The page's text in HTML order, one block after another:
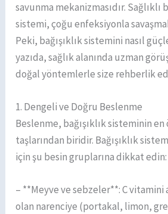
savunma mekanizmasıdır. Sağlıklı
sistemi, çoğu enfeksiyonla
Peki, bağışıklık sistemini nasıl
yazıda, sağlık alanında uzman
doğal yöntemlerle size rehberlik
1. Dengeli ve Doğru Beslenme
Beslenme, bağışıklık sisteminin en
taşlarından biridir. Bağışıklık
için şu besin gruplarına dikkat edin:
– **Meyve ve sebzeler**: C vitamini
olan narenciye (portakal, limon,